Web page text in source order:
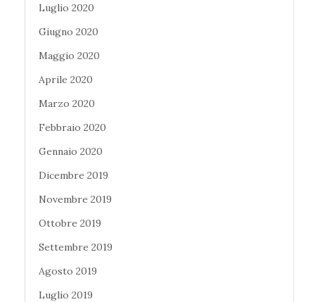
Luglio 2020
Giugno 2020
Maggio 2020
Aprile 2020
Marzo 2020
Febbraio 2020
Gennaio 2020
Dicembre 2019
Novembre 2019
Ottobre 2019
Settembre 2019
Agosto 2019
Luglio 2019